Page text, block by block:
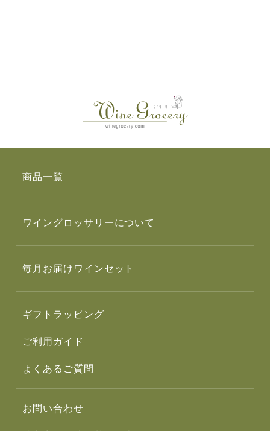
商品一覧
ワイングロッサリーについて
毎月お届けワインセット
ギフトラッピング
ご利用ガイド
よくあるご質問
お問い合わせ